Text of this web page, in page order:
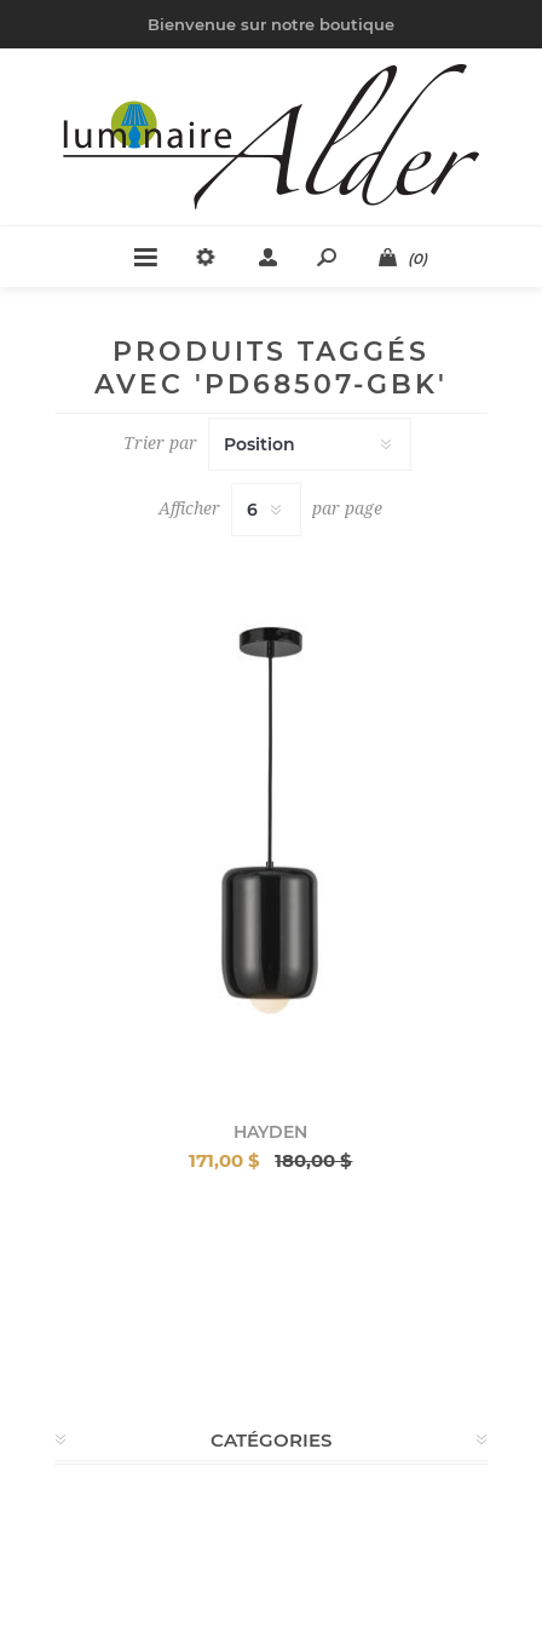
Bienvenue sur notre boutique
(0)
PRODUITS TAGGÉS
AVEC 'PD68507-GBK'
Trier par
Afficher par page
HAYDEN
171,00 $ 180,00 $
CATÉGORIES